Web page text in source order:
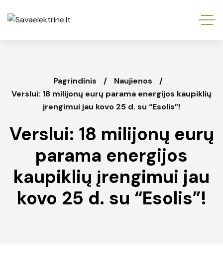
Pagrindinis
Naujienos
Verslui: 18 milijonų eurų parama energijos kaupiklių
įrengimui jau kovo 25 d. su “Esolis”!
Verslui: 18 milijonų eurų
parama energijos
kaupiklių įrengimui jau
kovo 25 d. su “Esolis”!